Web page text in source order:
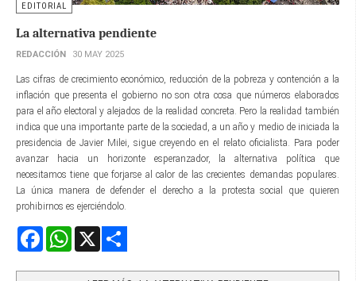
EDITORIAL
La alternativa pendiente
REDACCIÓN 30 MAY 2025
Las cifras de crecimiento económico, reducción de la pobreza y contención a la
inflación que presenta el gobierno no son otra cosa que números elaborados
para el año electoral y alejados de la realidad concreta. Pero la realidad también
indica que una importante parte de la sociedad, a un año y medio de iniciada la
presidencia de Javier Milei, sigue creyendo en el relato oficialista. Para poder
avanzar hacia un horizonte esperanzador, la alternativa política que
necesitamos tiene que forjarse al calor de las crecientes demandas populares.
La única manera de defender el derecho a la protesta social que quieren
prohibirnos es ejerciéndolo.
FacebookWhatsApp